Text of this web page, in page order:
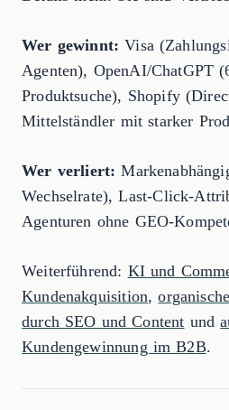
Wer gewinnt: Visa
Agenten), OpenAI/ChatGPT
Produktsuche), Shopify
Mittelständler mit starker
Wer verliert:
Wechselrate), Last-Click-
Agenturen ohne GEO-
Weiterführend: KI und
Kundenakquisition,
durch SEO und Content und
Kundengewinnung im B2B.